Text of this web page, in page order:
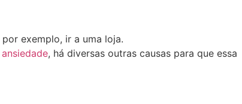
exemplo, ir a uma loja.
ansiedade, há diversas outras causas para que essa